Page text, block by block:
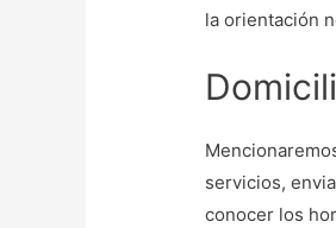
la orientación
servicios,
conocer los